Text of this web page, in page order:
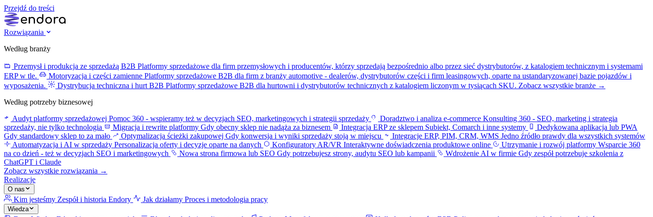
Przejdź do treści
Rozwiązania
Według branży
Przemysł i produkcja ze sprzedażą B2B Platformy sprzedażowe dla firm przemysłowych i producentów, którzy sprzedają bezpośrednio albo przez sieć dystrybutorów, z katalogiem technicznym i systemami
ERP w tle.
Motoryzacja i części zamienne Platformy sprzedażowe B2B dla firm z branży automotive - dealerów, dystrybutorów części i firm leasingowych, oparte na ustandaryzowanej bazie pojazdów i
wyposażenia.
Dystrybucja techniczna i hurt B2B Platformy sprzedażowe B2B dla hurtowni i dystrybutorów technicznych z katalogiem liczonym w tysiącach SKU. Zobacz wszystkie branże →
Według potrzeby biznesowej
Audyt platformy sprzedażowej Pomoc 360 - wspieramy też w decyzjach SEO, marketingowych i strategii sprzedaży Doradztwo i analiza e-commerce Konsulting 360 - SEO, marketing i strategia
sprzedaży, nie tylko technologia
Migracja i rewrite platformy Gdy obecny sklep nie nadąża za biznesem Integracja ERP ze sklepem Subiekt, Comarch i inne systemy
Dedykowana aplikacja lub PWA
Gdy standardowy sklep to za mało
Optymalizacja ścieżki zakupowej Gdy konwersja i wyniki sprzedaży stoją w miejscu Integracje ERP, PIM, CRM, WMS Jedno źródło prawdy dla wszystkich systemów
Automatyzacja i AI w sprzedaży Personalizacja oferty i decyzje oparte na danych Konfiguratory AR/VR Interaktywne doświadczenia produktowe online Utrzymanie i rozwój platformy Wsparcie 360
na co dzień - też w decyzjach SEO i marketingowych
Nowa strona firmowa lub SEO Gdy potrzebujesz strony, audytu SEO lub kampanii Wdrożenie AI w firmie Gdy zespół potrzebuje szkolenia z
ChatGPT i Claude
Zobacz wszystkie rozwiązania →
Realizacje
O nas
Kim jesteśmy Zespół i historia Endory Jak działamy Proces i metodologia pracy
Wiedza